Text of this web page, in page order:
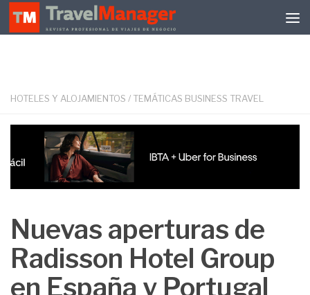
Debajo del contenido
HOTELES Y ALOJAMIENTOS / TEMÁTICAS BUSINESS TRAVEL
Nuevas aperturas de
Radisson Hotel Group
en España y Portugal